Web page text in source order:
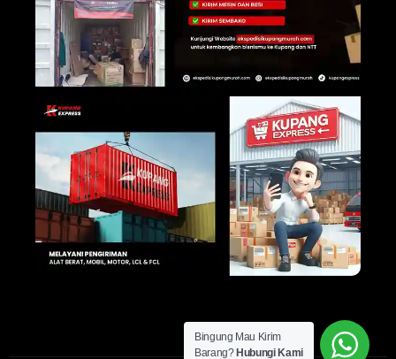
Bingung Mau Kirim
Barang? Hubungi Kami